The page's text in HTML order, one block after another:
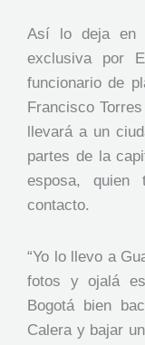
Así lo deja en
exclusiva por
funcionario de
Francisco
llevará a un
partes de la
esposa, quien
contacto.
“Yo lo llevo a
fotos y ojalá
Bogotá bien
Calera y bajar